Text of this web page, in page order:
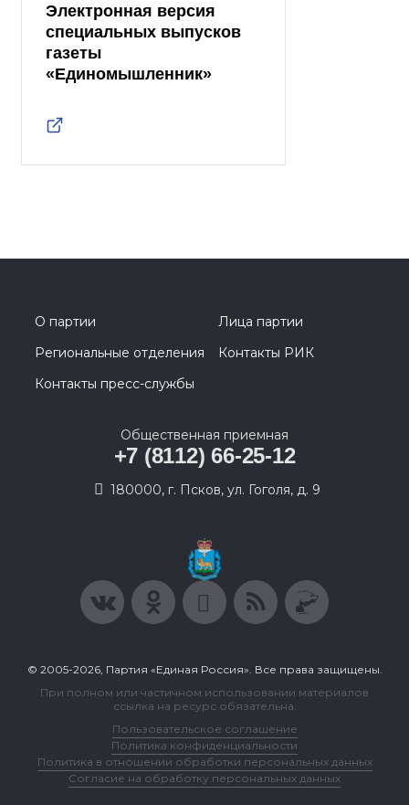
Электронная версия
специальных выпусков
газеты
«Единомышленник»
О партии
Лица партии
Региональные отделения
Контакты РИК
Контакты пресс-службы
Общественная приемная
+7 (8112) 66-25-12
180000, г. Псков, ул. Гоголя, д. 9
© 2005-2026, Партия «Единая Россия». Все права защищены.
При полном или частичном использовании материалов
ссылка на ресурс обязательна.
Пользовательское соглашение
Политика конфиденциальности
Политика в отношении обработки персональных данных
Согласие на обработку персональных данных